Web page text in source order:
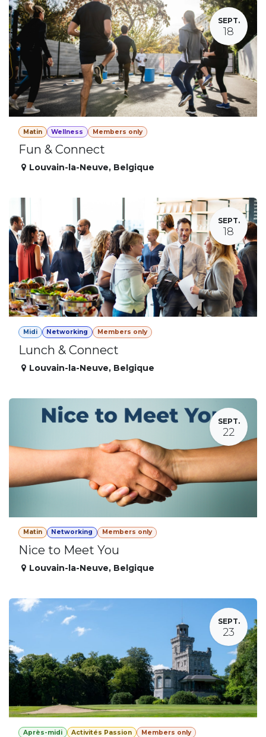
SEPT.
18
Matin Wellness Members only
Fun & Connect
Louvain-la-Neuve, Belgique
SEPT.
18
Midi Networking Members only
Lunch & Connect
Louvain-la-Neuve, Belgique
SEPT.
22
Matin Networking Members only
Nice to Meet You
Louvain-la-Neuve, Belgique
SEPT.
23
Après-midi Activités Passion Members only